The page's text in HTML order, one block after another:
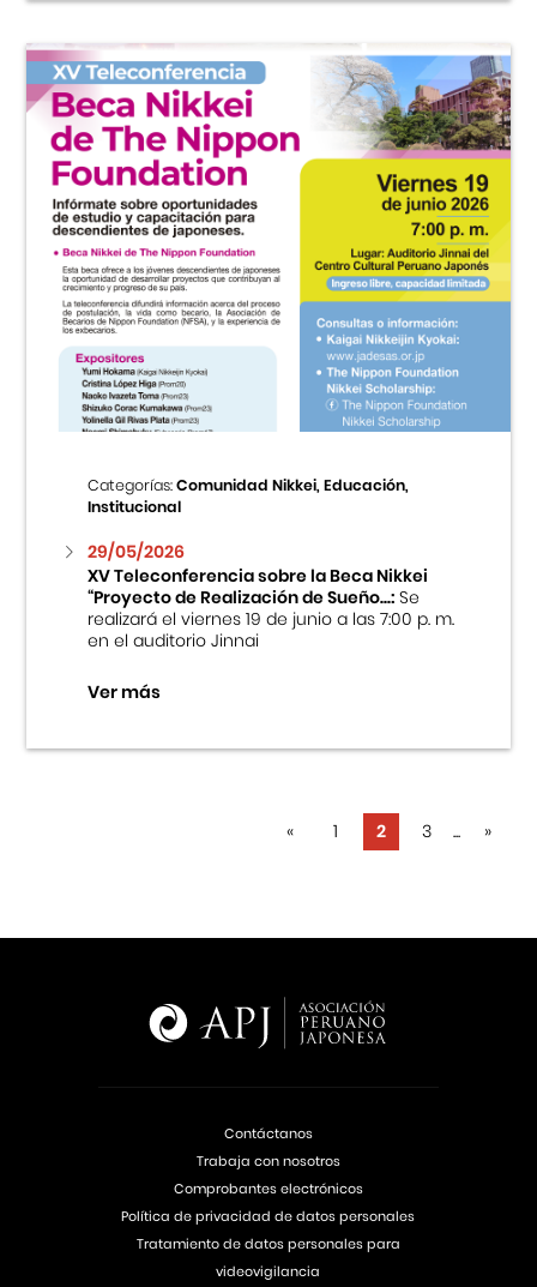
Categorías:Comunidad Nikkei, Educación,
Institucional
29/05/2026
XV Teleconferencia sobre la Beca Nikkei
“Proyecto de Realización de Sueño...:Se
realizará el viernes 19 de junio a las 7:00 p. m.
en el auditorio Jinnai
Ver más
« 1 2 3 ... »
Contáctanos
Trabaja con nosotros
Comprobantes electrónicos
Política de privacidad de datos personales
Tratamiento de datos personales para
videovigilancia